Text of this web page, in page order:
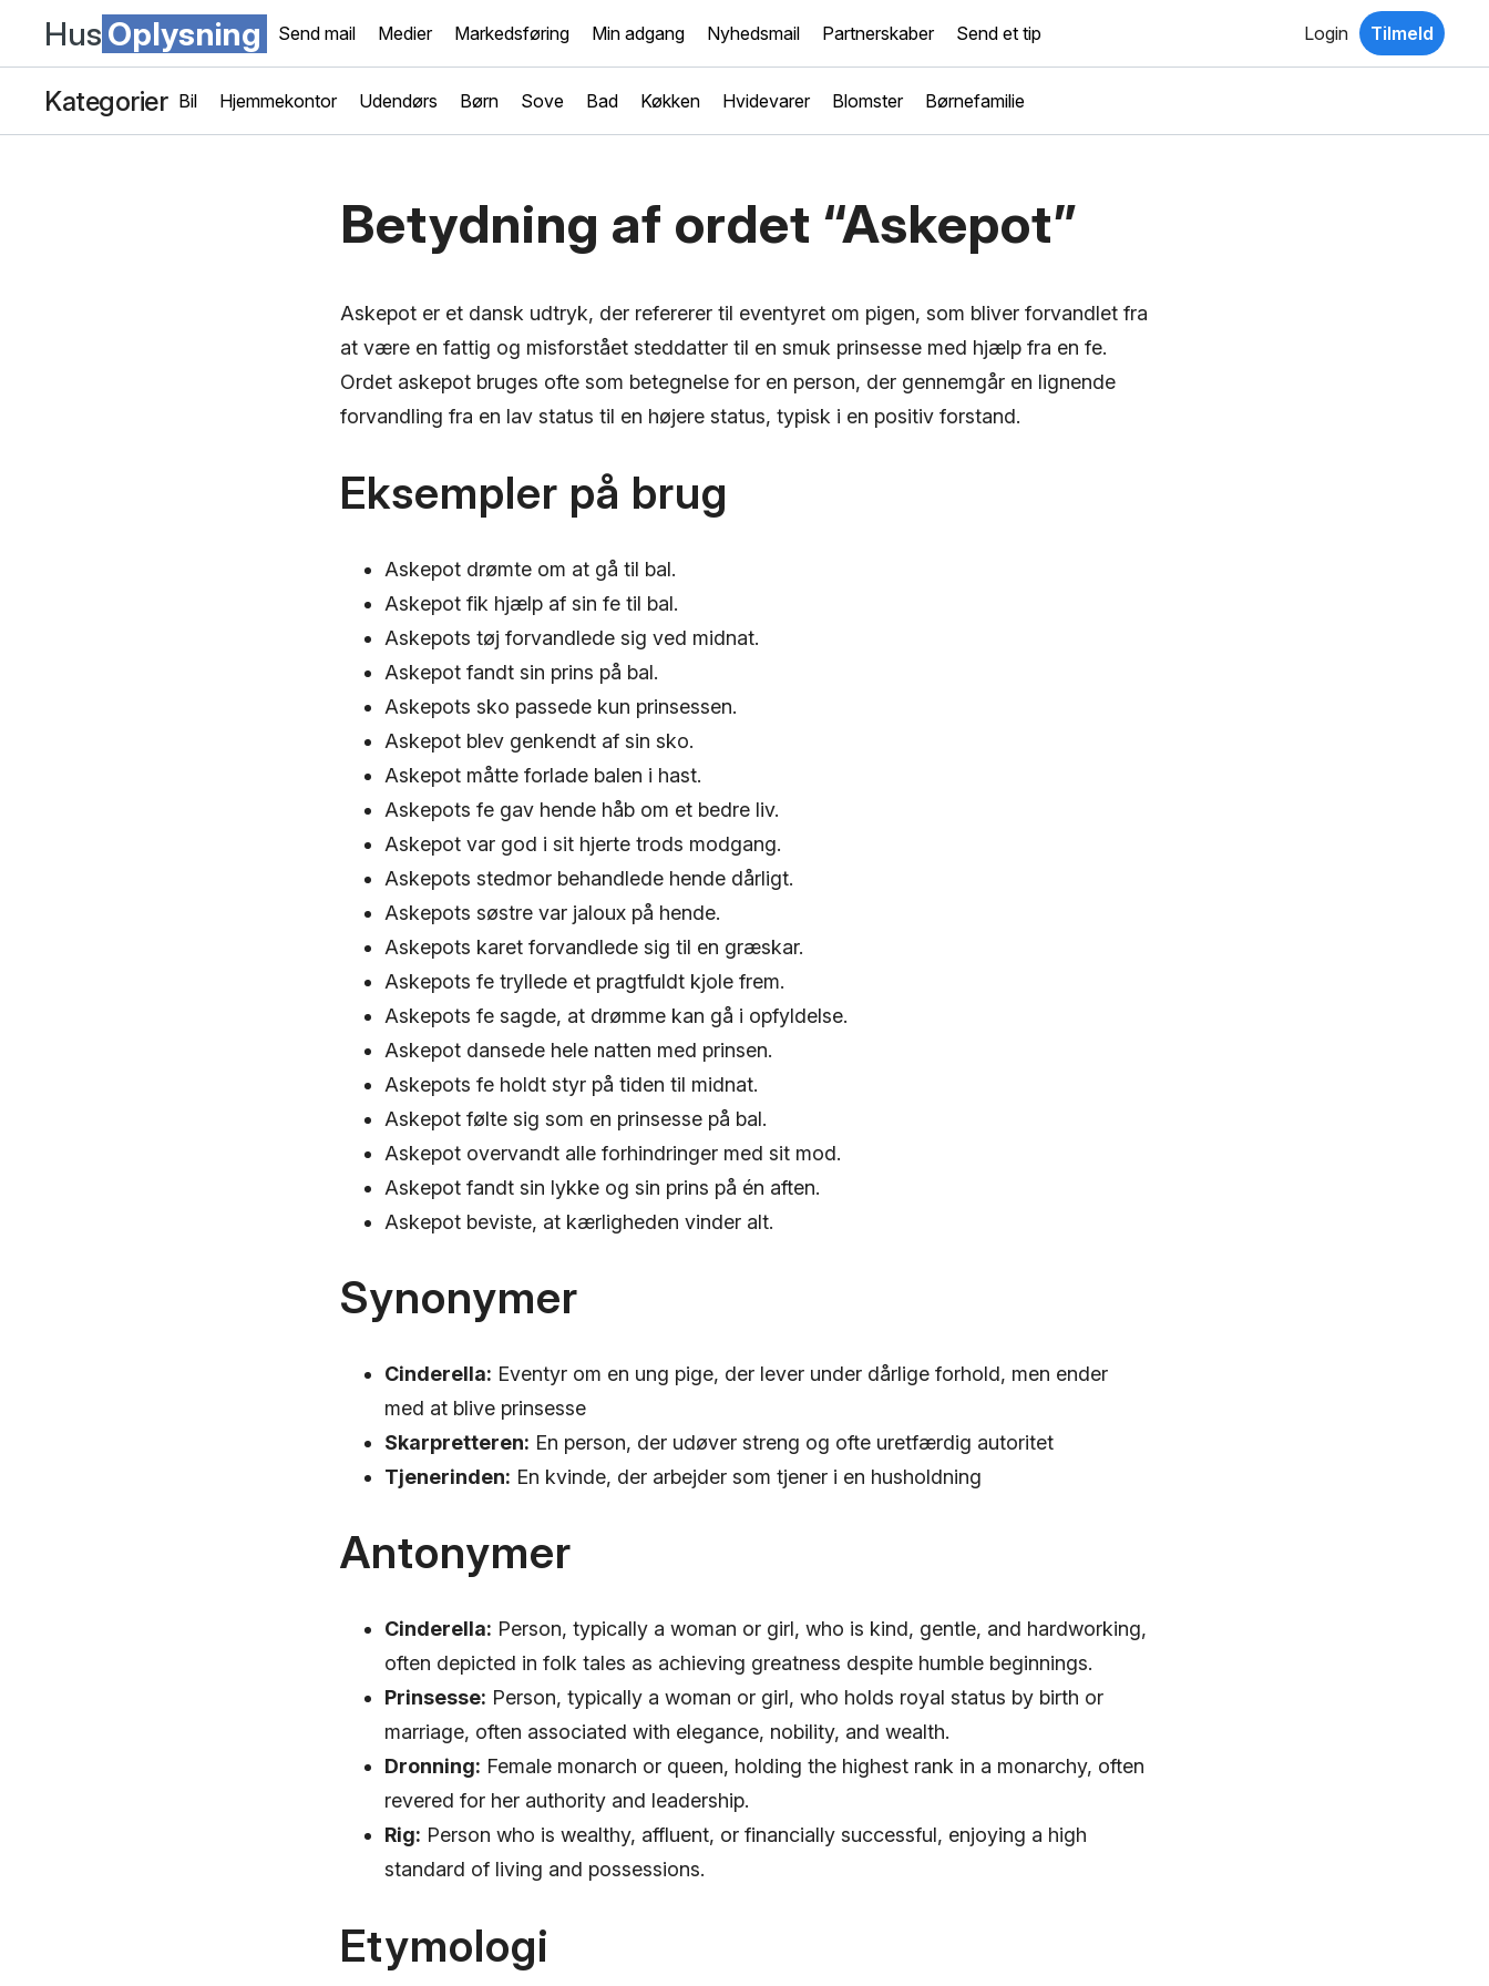
Hus Oplysning Send mail Medier Markedsføring Min adgang Nyhedsmail Partnerskaber Send et tip Login Tilmeld
Kategorier Bil Hjemmekontor Udendørs Børn Sove Bad Køkken Hvidevarer Blomster Børnefamilie
Betydning af ordet “Askepot”
Askepot er et dansk udtryk, der refererer til eventyret om pigen, som bliver forvandlet fra
at være en fattig og misforstået steddatter til en smuk prinsesse med hjælp fra en fe.
Ordet askepot bruges ofte som betegnelse for en person, der gennemgår en lignende
forvandling fra en lav status til en højere status, typisk i en positiv forstand.
Eksempler på brug
Askepot drømte om at gå til bal.
Askepot fik hjælp af sin fe til bal.
Askepots tøj forvandlede sig ved midnat.
Askepot fandt sin prins på bal.
Askepots sko passede kun prinsessen.
Askepot blev genkendt af sin sko.
Askepot måtte forlade balen i hast.
Askepots fe gav hende håb om et bedre liv.
Askepot var god i sit hjerte trods modgang.
Askepots stedmor behandlede hende dårligt.
Askepots søstre var jaloux på hende.
Askepots karet forvandlede sig til en græskar.
Askepots fe tryllede et pragtfuldt kjole frem.
Askepots fe sagde, at drømme kan gå i opfyldelse.
Askepot dansede hele natten med prinsen.
Askepots fe holdt styr på tiden til midnat.
Askepot følte sig som en prinsesse på bal.
Askepot overvandt alle forhindringer med sit mod.
Askepot fandt sin lykke og sin prins på én aften.
Askepot beviste, at kærligheden vinder alt.
Synonymer
Cinderella: Eventyr om en ung pige, der lever under dårlige forhold, men ender
med at blive prinsesse
Skarpretteren: En person, der udøver streng og ofte uretfærdig autoritet
Tjenerinden: En kvinde, der arbejder som tjener i en husholdning
Antonymer
Cinderella: Person, typically a woman or girl, who is kind, gentle, and hardworking,
often depicted in folk tales as achieving greatness despite humble beginnings.
Prinsesse: Person, typically a woman or girl, who holds royal status by birth or
marriage, often associated with elegance, nobility, and wealth.
Dronning: Female monarch or queen, holding the highest rank in a monarchy, often
revered for her authority and leadership.
Rig: Person who is wealthy, affluent, or financially successful, enjoying a high
standard of living and possessions.
Etymologi